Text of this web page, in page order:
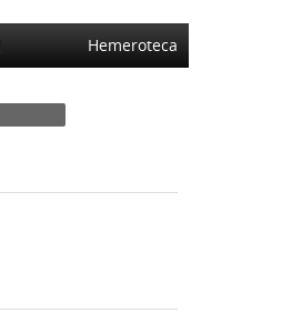
Hemeroteca